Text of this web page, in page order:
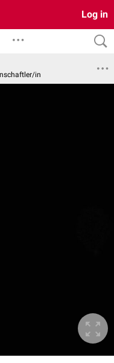
Log in
in